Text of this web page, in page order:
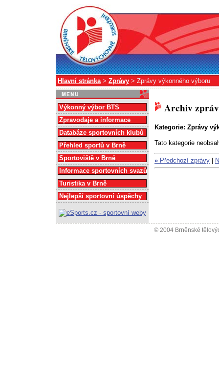
Hlavní stránka> Zprávy > Zprávy výkonného výboru
Archiv zpráv
Kategorie: Zprávy
Tato kategorie
» Předchozí zprávy
Výkonný výbor BTS
Zpravodaje a informace
Databáze sportovních klubů
Přehled sportů v Brně
Sportoviště v Brně
Informace sportovních svazů
Turistika v Brně
Nejlepší sportovní úspěchy
© 2004 Brněnské